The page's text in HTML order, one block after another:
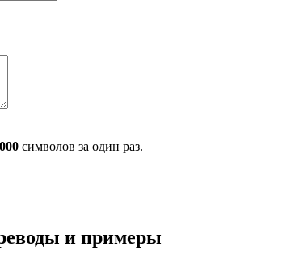
символов за один раз.
и примеры